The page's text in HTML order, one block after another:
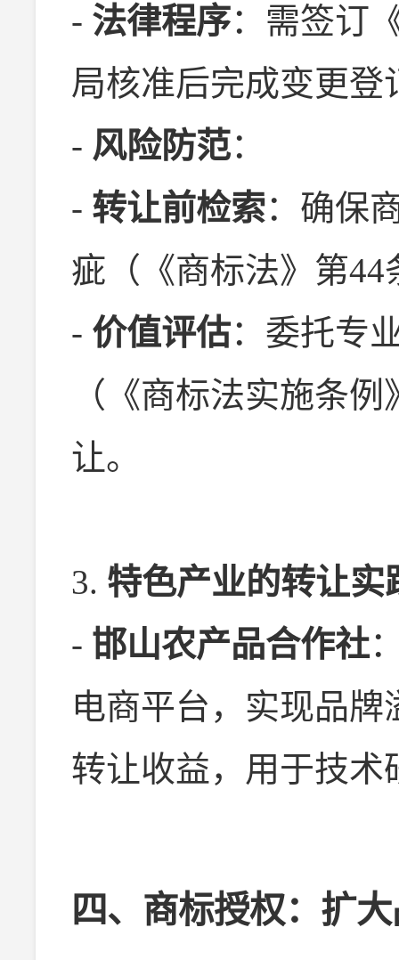
- 法律程序：需签订
局核准后完成变更登
- 风险防范：
- 转让前检索：确保
疵（《商标法》第44
- 价值评估：委托专
（《商标法实施条
让。
3. 特色产业的转让实
- 邯山农产品合作社
电商平台，实现品牌
转让收益，用于技术
四、商标授权：扩